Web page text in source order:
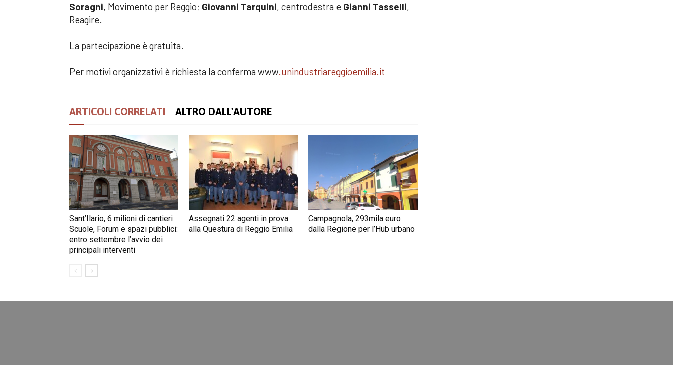
Soragni, Movimento per Reggio; Giovanni Tarquini, centrodestra e Gianni Tasselli,
Reagire.
La partecipazione è gratuita.
Per motivi organizzativi è richiesta la conferma www.unindustriareggioemilia.it
ARTICOLI CORRELATI ALTRO DALL'AUTORE
Sant’Ilario, 6 milioni di cantieri
Scuole, Forum e spazi pubblici:
entro settembre l’avvio dei
principali interventi
Assegnati 22 agenti in prova
alla Questura di Reggio Emilia
Campagnola, 293mila euro
dalla Regione per l’Hub urbano